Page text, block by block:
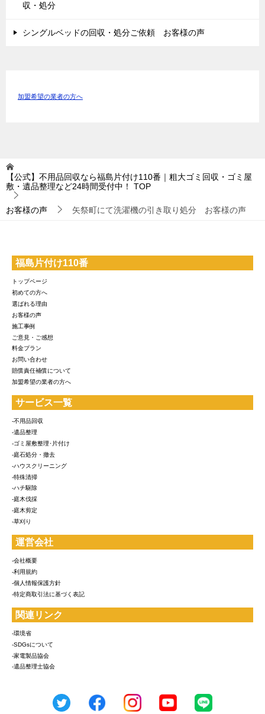
収・処分
シングルベッドの回収・処分ご依頼 お客様の声
加盟希望の業者の方へ
【公式】不用品回収なら福島片付け110番｜粗大ゴミ回収・ゴミ屋
敷・遺品整理など24時間受付中！
TOP
お客様の声 矢祭町にて洗濯機の引き取り処分 お客様の声
福島片付け110番
トップページ
初めての方へ
選ばれる理由
お客様の声
施工事例
ご意見・ご感想
料金プラン
お問い合わせ
賠償責任補償について
加盟希望の業者の方へ
サービス一覧
-不用品回収
-遺品整理
-ゴミ屋敷整理･片付け
-庭石処分・撤去
-ハウスクリーニング
-特殊清掃
-ハチ駆除
-庭木伐採
-庭木剪定
-草刈り
運営会社
-会社概要
-利用規約
-個人情報保護方針
-特定商取引法に基づく表記
関連リンク
-環境省
-SDGsについて
-家電製品協会
-遺品整理士協会